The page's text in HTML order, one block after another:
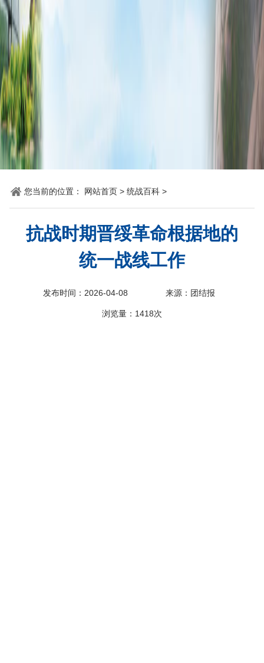
您当前的位置： 网站首页 > 统战百科 >
抗战时期晋绥革命根据地的
统一战线工作
发布时间：2026-04-08 来源：团结报
浏览量： 1418次